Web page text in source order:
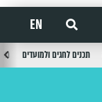
EN
תכנים לחגים ולמועדים